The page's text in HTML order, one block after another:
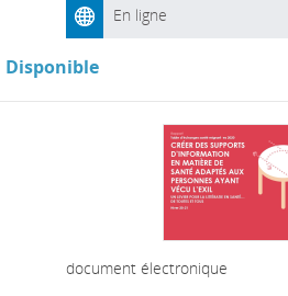
En ligne
Disponible
document électronique